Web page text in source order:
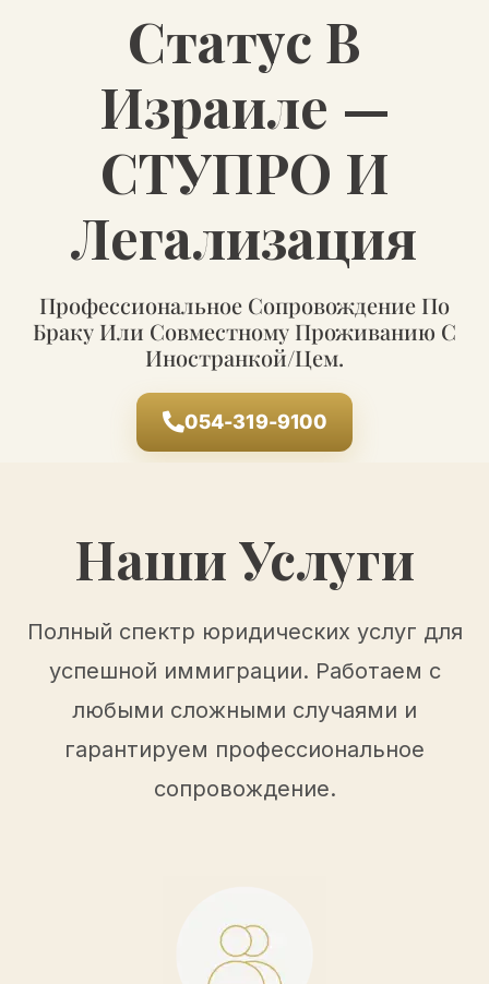
Статус В
Израиле —
СТУПРО И
Легализация
Профессиональное Сопровождение По
Браку Или Совместному Проживанию С
Иностранкой/цем.
054-319-9100
Наши Услуги
Полный спектр юридических услуг для
успешной иммиграции. Работаем с
любыми сложными случаями и
гарантируем профессиональное
сопровождение.